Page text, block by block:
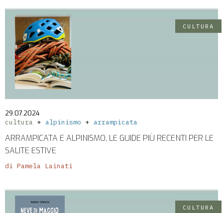
CULTURA
29.07.2024
cultura
alpinismo arrampicata
ARRAMPICATA E ALPINISMO, LE GUIDE PIÙ RECENTI PER LE
SALITE ESTIVE
di Pamela Lainati
CULTURA